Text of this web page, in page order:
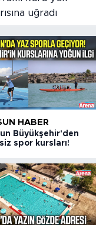
uğradı
HABER
Büyükşehir'den
spor kursları!